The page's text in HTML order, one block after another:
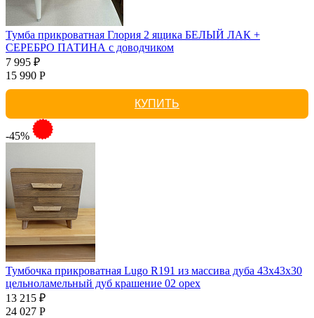
Тумба прикроватная Глория 2 ящика БЕЛЫЙ ЛАК +
СЕРЕБРО ПАТИНА с доводчиком
7 995 ₽
15 990 Р
КУПИТЬ
-45%
Тумбочка прикроватная Lugo R191 из массива дуба 43х43х30
цельноламельный дуб крашение 02 орех
13 215 ₽
24 027 Р